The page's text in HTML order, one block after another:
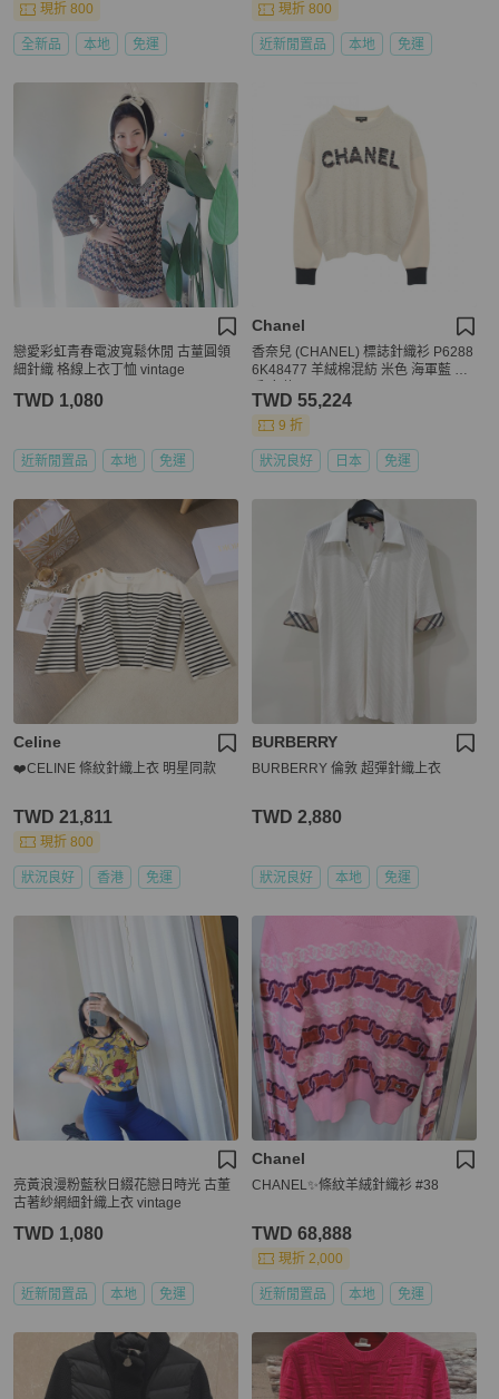
現折 800
全新品 本地 免運
現折 800
近新閒置品 本地 免運
戀愛彩虹青春電波寬鬆休閒 古蕫圓領
細針織 格線上衣丁恤 vintage
TWD 1,080
近新閒置品 本地 免運
Chanel
香奈兒 (CHANEL) 標誌針織衫 P6288
6K48477 羊絨棉混紡 米色 海軍藍 二
TWD 55,224
9 折
狀況良好 日本 免運
Celine
❤️CELINE 條紋針織上衣 明星同款
TWD 21,811
現折 800
狀況良好 香港 免運
BURBERRY
BURBERRY 倫敦 超彈針織上衣
TWD 2,880
狀況良好 本地 免運
亮黃浪漫粉藍秋日綴花戀日時光 古董
古著紗網細針織上衣 vintage
TWD 1,080
近新閒置品 本地 免運
Chanel
CHANEL✨條紋羊絨針織衫 #38
TWD 68,888
現折 2,000
近新閒置品 本地 免運